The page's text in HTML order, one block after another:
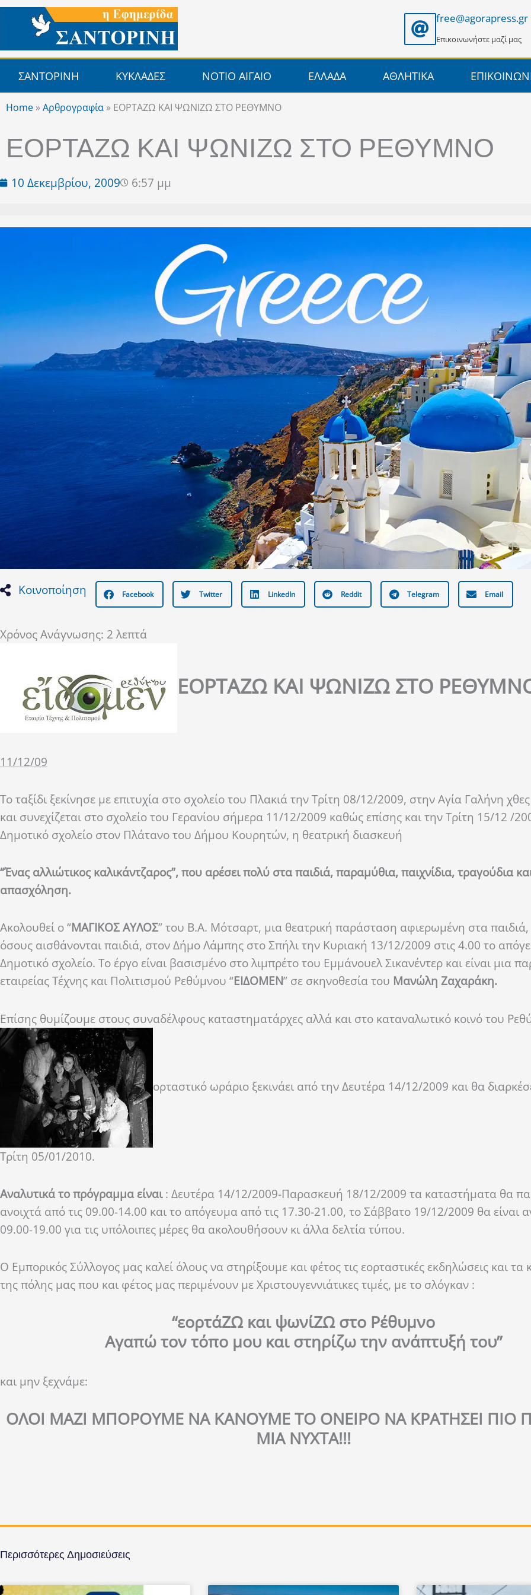
Μετάβαση
περιεχόμενο
free@agorapress.gr
Επικοινωνήστε μαζί μας
ΣΑΝΤΟΡΙΝΗ ΚΥΚΛΑΔΕΣ ΝΟΤΙΟ ΑΙΓΑΙΟ ΕΛΛΑΔΑ ΑΘΛΗΤΙΚΑ
Home »Αρθρογραφία » ΕΟΡΤΑΖΩ ΚΑΙ ΨΩΝΙΖΩ ΣΤΟ ΡΕΘΥΜΝΟ
ΕΟΡΤΑΖΩ ΚΑΙ ΨΩΝΙΖΩ ΣΤΟ ΡΕΘΥΜΝΟ
10 Δεκεμβρίου, 2009 6:57 μμ
Κοινοποίηση Facebook Twitter LinkedIn Reddit Telegram Email
Χρόνος Ανάγνωσης: 2 λεπτά
ΕΟΡΤΑΖΩ ΚΑΙ ΨΩΝΙΖΩ ΣΤΟ
11/12/09
Το ταξίδι ξεκίνησε με επιτυχία στο σχολείο του Πλακιά την Τρίτη 08/12/2009, στην Αγία Γαλήνη
και συνεχίζεται στο σχολείο του Γερανίου σήμερα 11/12/2009 καθώς επίσης και την Τρίτη 15/12 /
Δημοτικό σχολείο στον Πλάτανο του Δήμου Κουρητών, η θεατρική διασκευή
“Ένας αλλιώτικος καλικάντζαρος”, που αρέσει πολύ στα παιδιά, παραμύθια, παιχνίδια, τραγούδια
απασχόληση.
Ακολουθεί ο “ΜΑΓΙΚΟΣ ΑΥΛΟΣ” του Β.Α. Μότσαρτ, μια θεατρική παράσταση αφιερωμένη στα παιδιά,
όσους αισθάνονται παιδιά, στον Δήμο Λάμπης στο Σπήλι την Κυριακή 13/12/2009 στις 4.00 το
Δημοτικό σχολείο. Το έργο είναι βασισμένο στο λιμπρέτο του Εμμάνουελ Σικανέντερ και είναι μια
εταιρείας Τέχνης και Πολιτισμού Ρεθύμνου “ΕΙΔΟΜΕΝ” σε σκηνοθεσία του Μανώλη Ζαχαράκη.
Επίσης θυμίζουμε στους συναδέλφους καταστηματάρχες αλλά και στο καταναλωτικό κοινό του
ορταστικό ωράριο ξεκινάει από την Δευτέρα 14/12/2009 και θα
Τρίτη 05/01/2010.
Αναλυτικά το πρόγραμμα είναι: Δευτέρα 14/12/2009-Παρασκευή 18/12/2009 τα καταστήματα θα
ανοιχτά από τις 09.00-14.00 και το απόγευμα από τις 17.30-21.00, το Σάββατο 19/12/2009 θα είναι
09.00-19.00 για τις υπόλοιπες μέρες θα ακολουθήσουν κι άλλα δελτία τύπου.
Ο Εμπορικός Σύλλογος μας καλεί όλους να στηρίξουμε και φέτος τις εορταστικές εκδηλώσεις και
της πόλης μας που και φέτος μας περιμένουν με Χριστουγεννιάτικες τιμές, με το σλόγκαν :
“εορτάΖΩ και ψωνίΖΩ στο Ρέθυμνο
Αγαπώ τον τόπο μου και στηρίζω την ανάπτυξή του”
και μην ξεχνάμε:
ΟΛΟΙ ΜΑΖΙ ΜΠΟΡΟΥΜΕ ΝΑ ΚΑΝΟΥΜΕ ΤΟ ΟΝΕΙΡΟ ΝΑ ΚΡΑΤΗΣΕΙ ΠΙΟ
ΜΙΑ ΝΥΧΤΑ!!!
Περισσότερες Δημοσιεύσεις